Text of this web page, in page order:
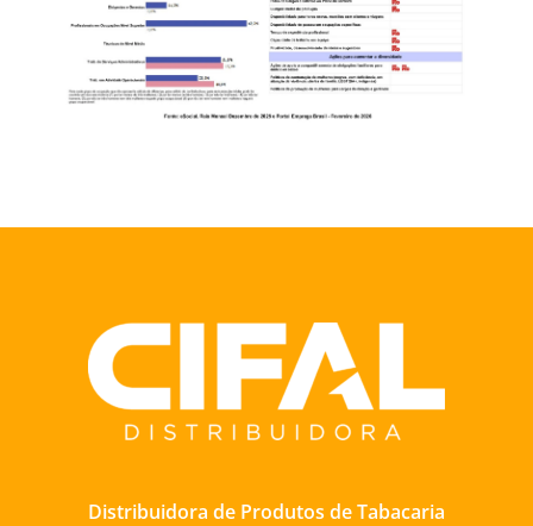
Distribuidora de Produtos de Tabacaria